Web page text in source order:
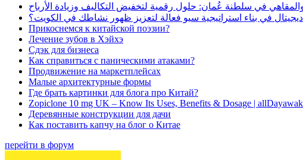
في سلطنة عُمان: حلول رقمية لتخفيض التكاليف وزيادة الأرباح
في بناء استراتيجية سيو فعالة لتعزيز ظهور نشاطك في الكويت؟
Прикоснемся к китайской поэзии?
Лечение зубов в Хэйхэ
Сдэк для бизнеса
Как справиться с паническими атаками?
Продвижение на маркетплейсах
Малые архитектурные формы
Где брать картинки для блога про Китай?
Zopiclone 10 mg UK – Know Its Uses, Benefits & Dosage |
Деревянные конструкции для дачи
Как поставить капчу на блог о Китае
перейти в форум